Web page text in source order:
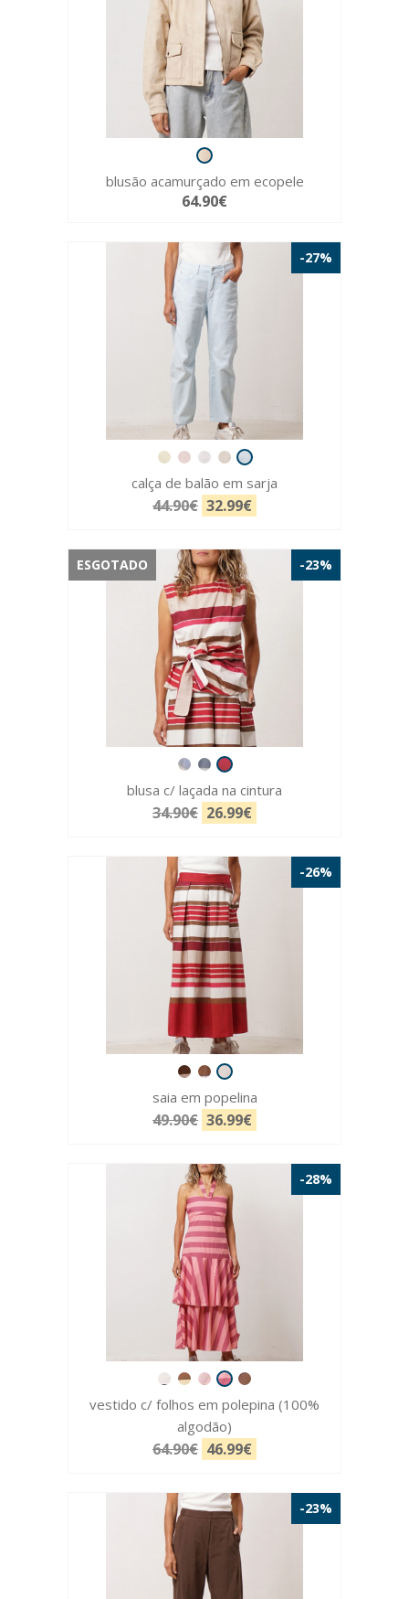
blusão acamurçado em ecopele
64.90€
-27%
calça de balão em sarja
44.90€ 32.99€
ESGOTADO -23%
blusa c/ laçada na cintura
34.90€ 26.99€
-26%
saia em popelina
49.90€ 36.99€
-28%
vestido c/ folhos em polepina (100%
algodão)
64.90€ 46.99€
-23%